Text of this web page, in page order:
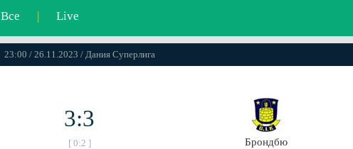
Все | Live
23:00 / 26.11.2023 / Дания Суперлига
3:3
[ 0:2 ] Брондбю